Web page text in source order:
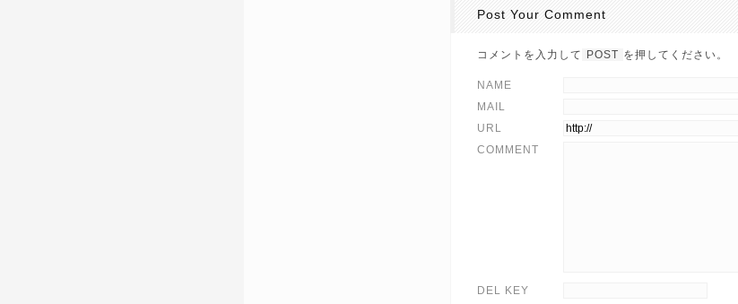
Post Your Comment
コメントを入力して POST を押してください。
NAME
MAIL
URL
COMMENT
DEL KEY